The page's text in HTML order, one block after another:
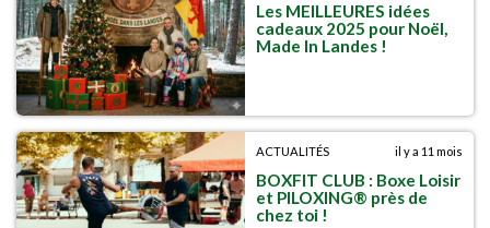
Les MEILLEURES idées
cadeaux 2025 pour Noël,
Made In Landes !
ACTUALITÉS il y a 11 mois
BOXFIT CLUB : Boxe Loisir
et PILOXING® près de
chez toi !